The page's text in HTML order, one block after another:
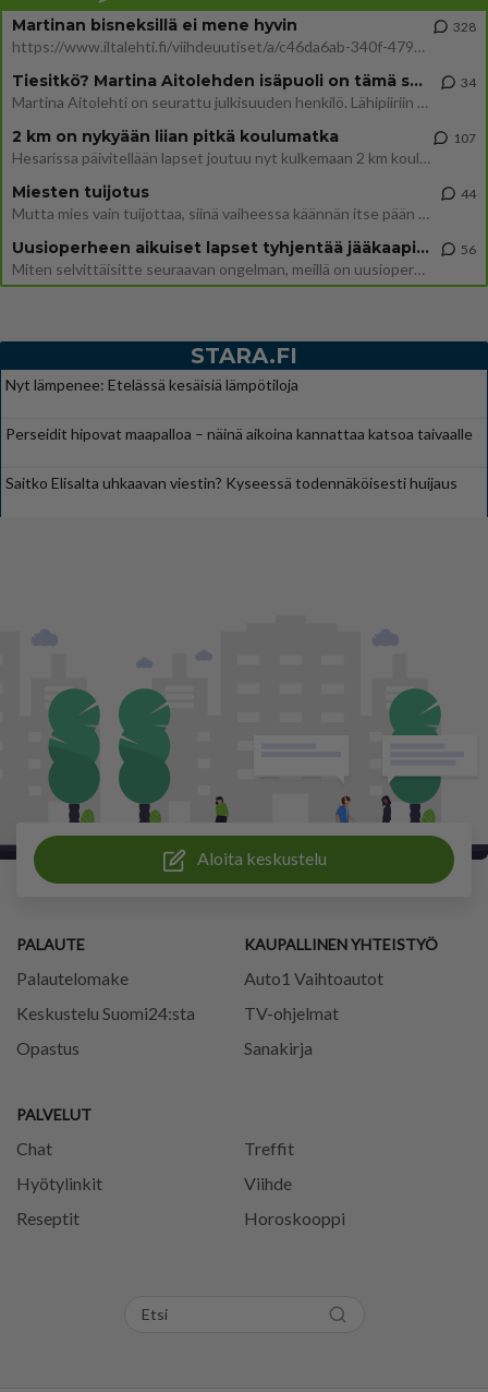
Martinan bisneksillä ei mene hyvin
https://www.iltalehti.fi/viihdeuutiset/a/c46da6ab-340f-4790-aaa7-0865eed2336 Yrityksen konkurssihakemus on tullut kärä
328
Tiesitkö? Martina Aitolehden isäpuoli on tämä suosittu laulaja
Martina Aitolehti on seurattu julkisuuden henkilö. Lähipiiriin mahtuu muitakin tunnettuja henkilöitä. Tiesitkö, että Ma
34
2 km on nykyään liian pitkä koulumatka
Hesarissa päivitellään lapset joutuu nyt kulkemaan 2 km kouluun jösses. Ruostefillarilla tuo matka menee vaikka miten äk
107
Miesten tuijotus
Mutta mies vain tuijottaa, siinä vaiheessa käännän itse pään pois. Mikä juttu? Yleensä jos joku tuijottaa tai katsoo, hä
44
Uusioperheen aikuiset lapset tyhjentää jääkaapin käydessään
Miten selvittäisitte seuraavan ongelman, meillä on uusioperhe, minulla teini-ikäiset lapset ja puolisolla aikuiset, jotk
56
STARA.FI
Nyt lämpenee: Etelässä kesäisiä lämpötiloja
Perseidit hipovat maapalloa – näinä aikoina kannattaa katsoa taivaalle
Saitko Elisalta uhkaavan viestin? Kyseessä todennäköisesti huijaus
Aloita keskustelu
PALAUTE
Palautelomake
Keskustelu Suomi24:sta
Opastus
PALVELUT
Chat
Treffit
Hyötylinkit
Viihde
Reseptit
Horoskooppi
KAUPALLINEN YHTEISTYÖ
Auto1 Vaihtoautot
TV-ohjelmat
Sanakirja